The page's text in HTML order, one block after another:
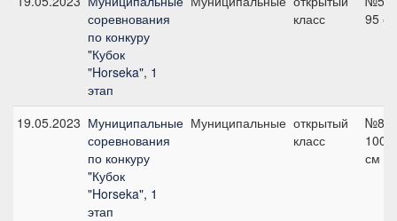
соревнования
по конкуру
"Кубок
"Horseka", 1
этап
класс
95 см
19.05.2023 Муниципальные
соревнования
по конкуру
"Кубок
"Horseka", 1
этап
Муниципальные открытый
класс
№8,
100
см